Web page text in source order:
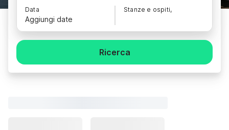
Data
Aggiungi date
Stanze e ospiti,
Ricerca